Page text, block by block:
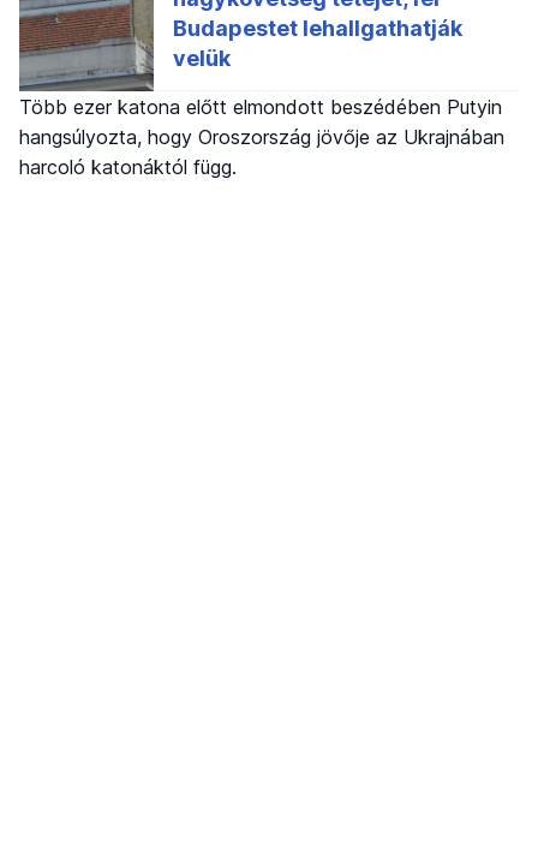
Több ezer katona előtt elmondott beszédében Putyin
hangsúlyozta, hogy Oroszország jövője az Ukrajnában
harcoló katonáktól függ.